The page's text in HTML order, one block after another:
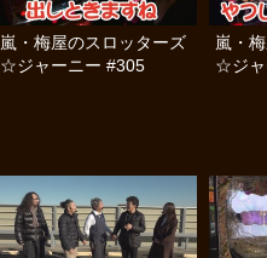
嵐・梅屋のスロッターズ
☆ジャーニー #305
嵐・
☆ジャ